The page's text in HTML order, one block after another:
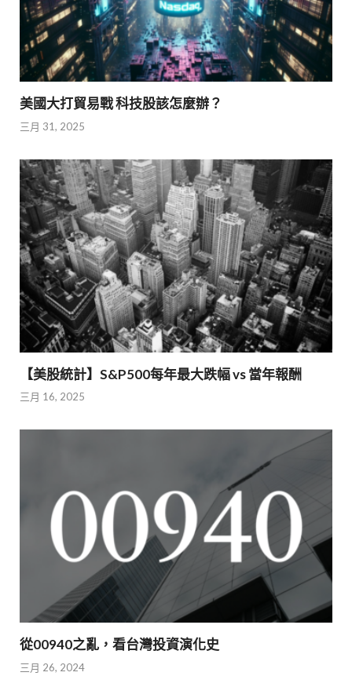
美國大打貿易戰 科技股該怎麼辦？
三月 31, 2025
【美股統計】S&P500每年最大跌幅 vs 當年報酬
三月 16, 2025
從00940之亂，看台灣投資演化史
三月 26, 2024